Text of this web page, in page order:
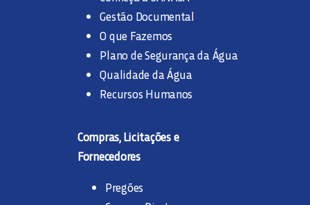
Gestão Documental
O que Fazemos
Plano de Segurança da Água
Qualidade da Água
Recursos Humanos
Compras, Licitações e
Fornecedores
Pregões